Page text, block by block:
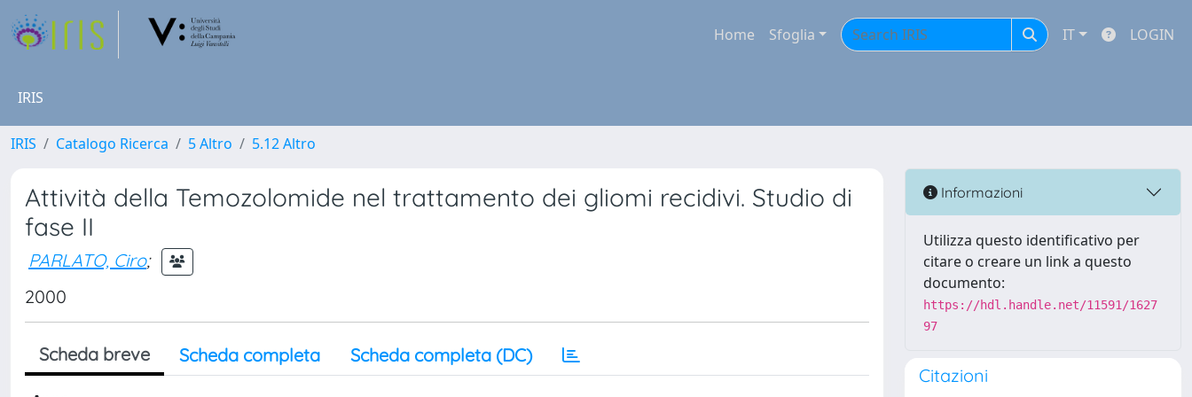
Home Sfoglia IT LOGIN
IRIS
IRIS Catalogo Ricerca 5 Altro 5.12 Altro
Attività della Temozolomide nel trattamento dei gliomi recidivi. Studio di
fase II
PARLATO, Ciro;
2000
Scheda breve Scheda completa Scheda completa (DC)
Informazioni
Utilizza questo identificativo per
citare o creare un link a questo
documento:
https://hdl.handle.net/11591/1627
97
Citazioni